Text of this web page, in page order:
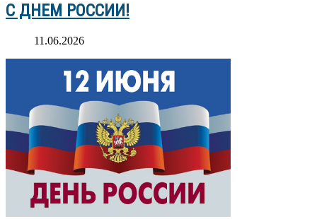
С ДНЕМ РОССИИ!
11.06.2026